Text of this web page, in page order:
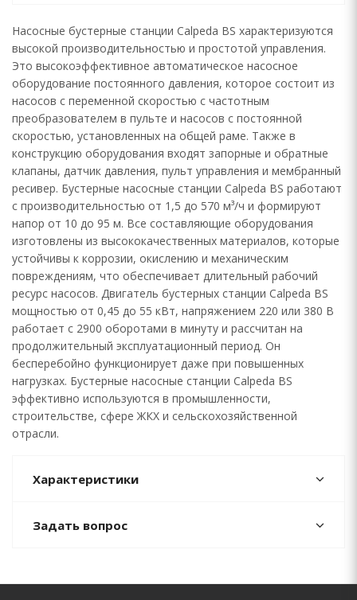
Насосные бустерные станции Calpeda BS характеризуются
высокой производительностью и простотой управления.
Это высокоэффективное автоматическое насосное
оборудование постоянного давления, которое состоит из
насосов с переменной скоростью с частотным
преобразователем в пульте и насосов с постоянной
скоростью, установленных на общей раме. Также в
конструкцию оборудования входят запорные и обратные
клапаны, датчик давления, пульт управления и мембранный
ресивер. Бустерные насосные станции Calpeda BS работают
с производительностью от 1,5 до 570 м³/ч и формируют
напор от 10 до 95 м. Все составляющие оборудования
изготовлены из высококачественных материалов, которые
устойчивы к коррозии, окислению и механическим
повреждениям, что обеспечивает длительный рабочий
ресурс насосов. Двигатель бустерных станции Calpeda BS
мощностью от 0,45 до 55 кВт, напряжением 220 или 380 В
работает с 2900 оборотами в минуту и рассчитан на
продолжительный эксплуатационный период. Он
бесперебойно функционирует даже при повышенных
нагрузках. Бустерные насосные станции Calpeda BS
эффективно используются в промышленности,
строительстве, сфере ЖКХ и сельскохозяйственной
отрасли.
Характеристики
Задать вопрос